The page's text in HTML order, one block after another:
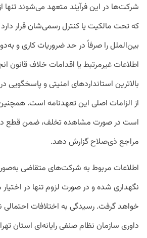
که تحت مالکیت یا کنترل رسمی‌شان قرار دارد
بین‌الملل را صرفاً در حد ضروریات کاری و
اطلاعات غیرمرتبط یا اقدامات خلاف قانون
بالاترین استانداردهای امنیتی و پاسخگویی
از الزامات اصلی این تعهدنامه است.
است در صورت مشاهده تخلف، ضمن قطع
مراجع ذی‌صلاح گزارش دهد.
اطلاعات مربوط به شرکت‌های متقاضی
نگهداری شده و در صورت لزوم تنها در
خواهد گرفت. رسیدگی به اختلافات احتمالی
داوری سازمان نظام صنفی رایانه‌ای استان